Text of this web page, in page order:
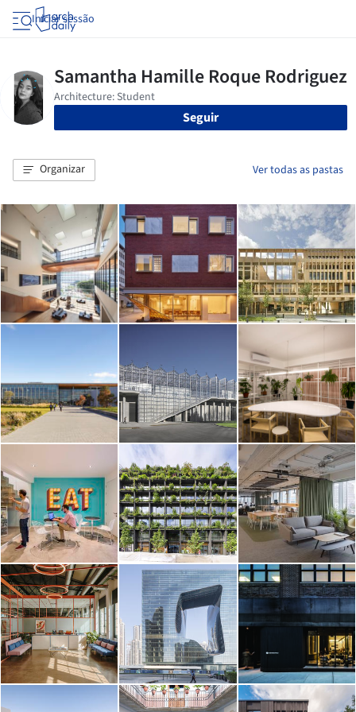
Iniciar sessão
Seguir
Organizar Ver todas as pastas